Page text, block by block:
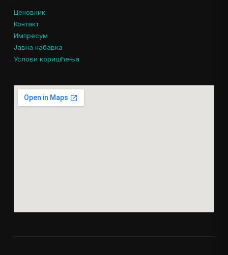
Ценовник
Контакт
Импресум
Јавна набавка
Услови коришћења